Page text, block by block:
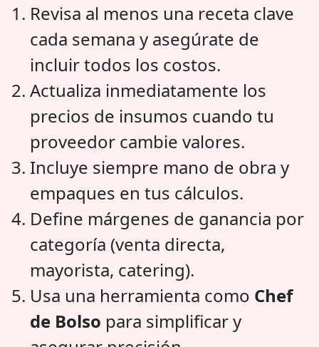
Revisa al menos una receta clave
cada semana y asegúrate de
incluir todos los costos.
Actualiza inmediatamente los
precios de insumos cuando tu
proveedor cambie valores.
Incluye siempre mano de obra y
empaques en tus cálculos.
Define márgenes de ganancia por
categoría (venta directa,
mayorista, catering).
Usa una herramienta como Chef
de Bolso para simplificar y